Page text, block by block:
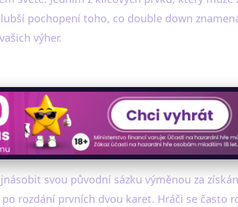
pochopení toho, co double down
výher.
svou původní sázku výměnou za
rozdání prvních dvou karet. Hráči se často